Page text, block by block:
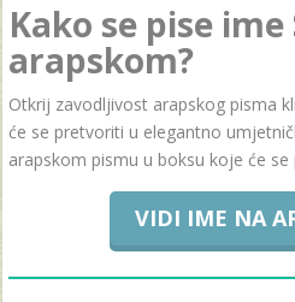
Kako se pise
arapskom?
Otkrij zavodljivost arapskog pisma
će se pretvoriti u elegantno
arapskom pismu u boksu koje će
VIDI IME NA